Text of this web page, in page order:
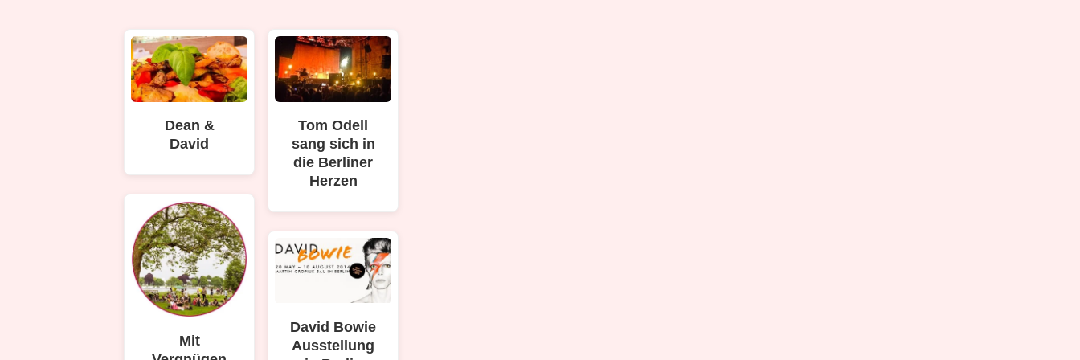
Dean &
David
Mit
Tom Odell
sang sich in
die Berliner
Herzen
David Bowie
Ausstellung